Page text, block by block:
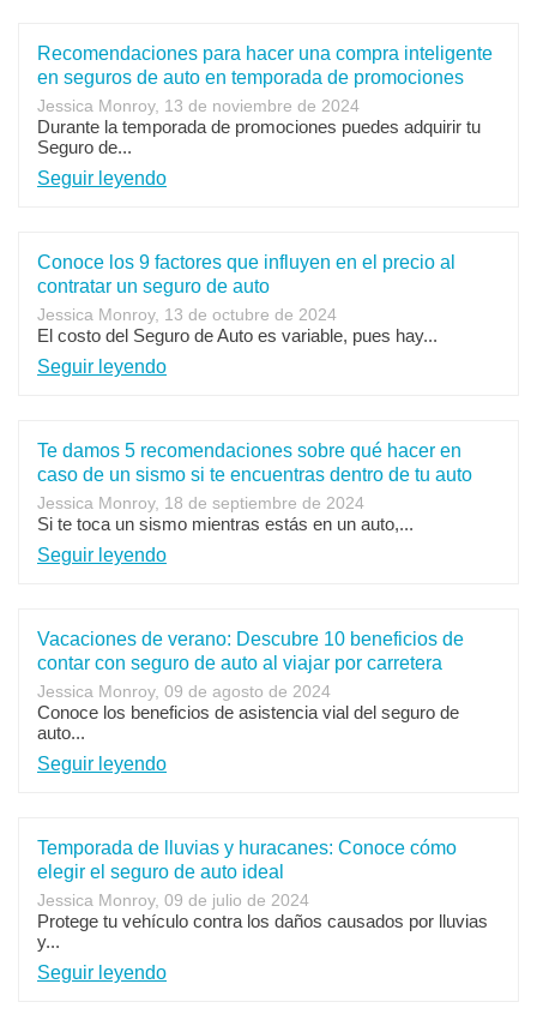
Recomendaciones para hacer una compra inteligente
en seguros de auto en temporada de promociones
Jessica Monroy, 13 de noviembre de 2024
Durante la temporada de promociones puedes adquirir tu
Seguro de...
Seguir leyendo
Conoce los 9 factores que influyen en el precio al
contratar un seguro de auto
Jessica Monroy, 13 de octubre de 2024
El costo del Seguro de Auto es variable, pues hay...
Seguir leyendo
Te damos 5 recomendaciones sobre qué hacer en
caso de un sismo si te encuentras dentro de tu auto
Jessica Monroy, 18 de septiembre de 2024
Si te toca un sismo mientras estás en un auto,...
Seguir leyendo
Vacaciones de verano: Descubre 10 beneficios de
contar con seguro de auto al viajar por carretera
Jessica Monroy, 09 de agosto de 2024
Conoce los beneficios de asistencia vial del seguro de
auto...
Seguir leyendo
Temporada de lluvias y huracanes: Conoce cómo
elegir el seguro de auto ideal
Jessica Monroy, 09 de julio de 2024
Protege tu vehículo contra los daños causados por lluvias
y...
Seguir leyendo